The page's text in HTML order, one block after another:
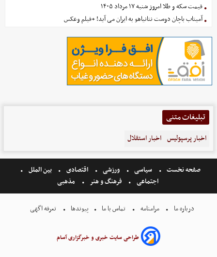
قیمت سکه و طلا امروز شنبه ۱۷ مرداد ۱۴۰۵
آمیتاب باچان دوست نتانیاهو به ایران می آید! +فیلم وعکس
تبلیغات متنی
اخبار پرسپولیس اخبار استقلال
صفحه نخست سیاسی ورزشی اقتصادی
بین الملل
اجتماعی
فرهنگ و هنر مذهبی
درباره ما مرامنامه تماس با ما پیوندها تعرفه اگهی
طراحی سایت خبری و خبرگزاری آسام